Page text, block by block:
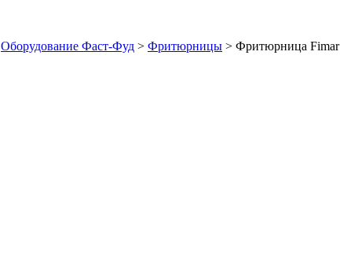
Оборудование Фаст-Фуд > Фритюрницы > Фритюрница